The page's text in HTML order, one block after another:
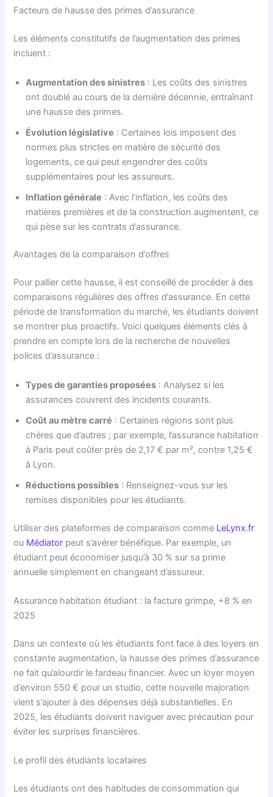
Facteurs de hausse des primes d’assurance
Les éléments constitutifs de l’augmentation des primes
incluent :
Augmentation des sinistres : Les coûts des sinistres
ont doublé au cours de la dernière décennie, entraînant
une hausse des primes.
Évolution législative : Certaines lois imposent des
normes plus strictes en matière de sécurité des
logements, ce qui peut engendrer des coûts
supplémentaires pour les assureurs.
Inflation générale : Avec l’inflation, les coûts des
matières premières et de la construction augmentent, ce
qui pèse sur les contrats d’assurance.
Avantages de la comparaison d’offres
Pour pallier cette hausse, il est conseillé de procéder à des
comparaisons régulières des offres d’assurance. En cette
période de transformation du marché, les étudiants doivent
se montrer plus proactifs. Voici quelques éléments clés à
prendre en compte lors de la recherche de nouvelles
polices d’assurance :
Types de garanties proposées : Analysez si les
assurances couvrent des incidents courants.
Coût au mètre carré : Certaines régions sont plus
chères que d’autres ; par exemple, l’assurance habitation
à Paris peut coûter près de 2,17 € par m², contre 1,25 €
à Lyon.
Réductions possibles : Renseignez-vous sur les
remises disponibles pour les étudiants.
Utiliser des plateformes de comparaison comme LeLynx.fr
ou Médiator peut s’avérer bénéfique. Par exemple, un
étudiant peut économiser jusqu’à 30 % sur sa prime
annuelle simplement en changeant d’assureur.
Assurance habitation étudiant : la facture grimpe, +8 % en
2025
Dans un contexte où les étudiants font face à des loyers en
constante augmentation, la hausse des primes d’assurance
ne fait qu’alourdir le fardeau financier. Avec un loyer moyen
d’environ 550 € pour un studio, cette nouvelle majoration
vient s’ajouter à des dépenses déjà substantielles. En
2025, les étudiants doivent naviguer avec précaution pour
éviter les surprises financières.
Le profil des étudiants locataires
Les étudiants ont des habitudes de consommation qui